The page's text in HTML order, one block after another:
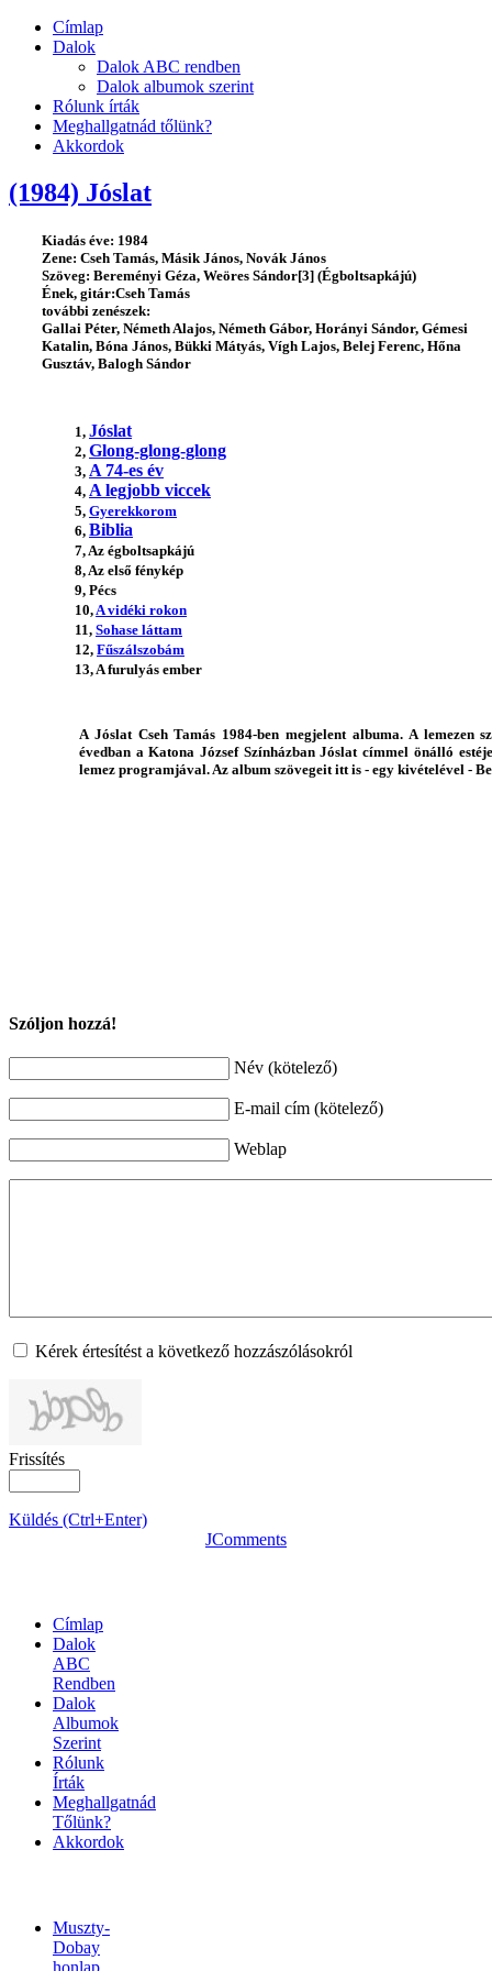
Címlap
Dalok
Dalok ABC rendben
Dalok albumok szerint
Rólunk írták
Meghallgatnád tőlünk?
Akkordok
(1984) Jóslat
Kiadás éve: 1984
Zene: Cseh Tamás, Másik János, Novák János
Szöveg: Bereményi Géza, Weöres Sándor[3] (Égboltsapkájú)
Ének, gitár:Cseh Tamás
további zenészek:
Gallai Péter, Németh Alajos, Németh Gábor, Horányi Sándor, Gémesi
Katalin, Bóna János, Bükki Mátyás, Vígh Lajos, Belej Ferenc, Hőna
Gusztáv, Balogh Sándor
1, Jóslat
2, Glong-glong-glong
3, A 74-es év
4, A legjobb viccek
5, Gyerekkorom
6, Biblia
7, Az égboltsapkájú
8, Az első fénykép
9, Pécs
10, A vidéki rokon
11, Sohase láttam
12, Fűszálszobám
13, A furulyás ember
A Jóslat Cseh Tamás 1984-ben megjelent albuma. A lemezen
évedban a Katona József Színházban Jóslat címmel önálló
lemez programjával. Az album szövegeit itt is - egy kivételével -
Szóljon hozzá!
Név (kötelező)
E-mail cím (kötelező)
Weblap
Kérek értesítést a következő hozzászólásokról
Frissítés
Küldés (Ctrl+Enter)
JComments
Címlap
Dalok
ABC
Rendben
Dalok
Albumok
Szerint
Rólunk
Írták
Meghallgatnád
Tőlünk?
Akkordok
Muszty-
Dobay
honlap